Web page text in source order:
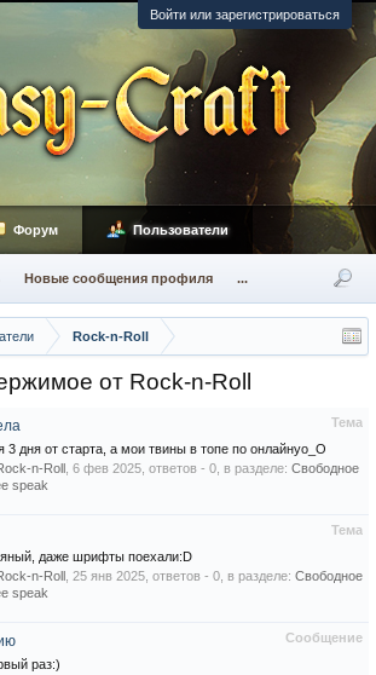
Войти или зарегистрироваться
Rock-n-Roll
от Rock-n-Roll
Тема
3 дня от старта, а мои твины в топе по онлайнуo_O
n-Roll 6 фев 2025 , ответов - 0, в разделе: Свободное
speak
Тема
даже шрифты поехали:D
n-Roll 25 янв 2025 , ответов - 0, в разделе: Свободное
speak
Сообщение
раз:)
Форум Пользователи
Новые сообщения профиля ...